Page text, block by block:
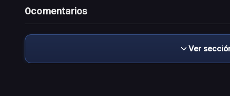
0comentarios
Ver